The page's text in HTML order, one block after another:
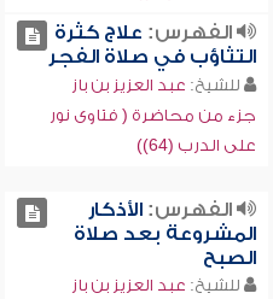
الفهرس: علاج كثرة
التثاؤب في صلاة الفجر
للشيخ: عبد العزيز بن باز
جزء من محاضرة ( فتاوى نور
على الدرب (64))
الفهرس:الأذكار
المشروعة بعد صلاة
الصبح
للشيخ: عبد العزيز بن باز